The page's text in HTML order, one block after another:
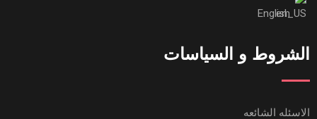
English
الشروط و السياسات
الاسئله الشائعه